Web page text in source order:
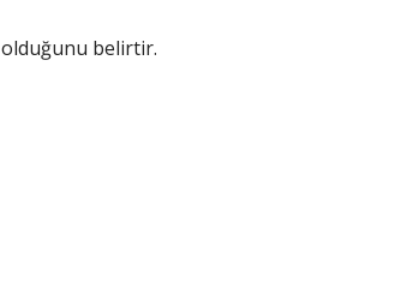
olduğunu belirtir.